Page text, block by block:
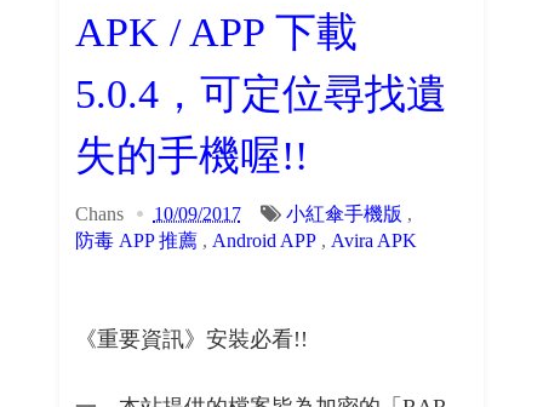
APK / APP 下載
5.0.4，可定位尋找遺
失的手機喔!!
Chans 10/09/2017 小紅傘手機版 ,
防毒 APP 推薦, Android APP, Avira APK
《重要資訊》安裝必看!!